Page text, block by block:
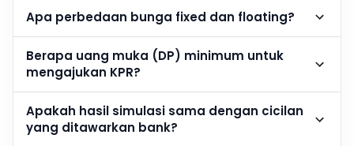
Apa perbedaan bunga fixed dan floating?
Berapa uang muka (DP) minimum untuk
mengajukan KPR?
Apakah hasil simulasi sama dengan cicilan
yang ditawarkan bank?